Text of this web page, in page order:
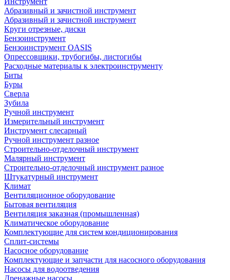
Абразивный и зачистной инструмент
Абразивный и зачистной инструмент
Круги отрезные, диски
Бензоинструмент
Бензоинструмент OASIS
Опрессовщики, трубогибы, листогибы
Расходные материалы к электроинструменту
Биты
Буры
Сверла
Зубила
Ручной инструмент
Измерительный инструмент
Инструмент слесарный
Ручной инструмент разное
Строительно-отделочный инструмент
Малярный инструмент
Строительно-отделочный инструмент разное
Штукатурный инструмент
Климат
Вентиляционное оборудование
Бытовая вентиляция
Вентиляция заказная (промышленная)
Климатическое оборудование
Комплектующие для систем кондиционирования
Сплит-системы
Насосное оборудование
Комплектующие и запчасти для насосного оборудования
Насосы для водоотведения
Дренажные насосы